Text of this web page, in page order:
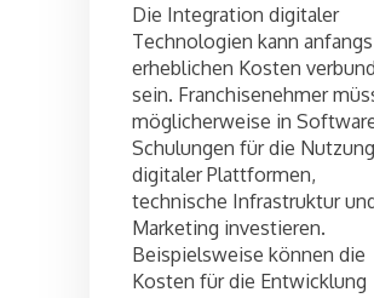
Die Integration digitaler
Technologien kann
erheblichen Kosten
sein. Franchisenehmer
möglicherweise in
Schulungen für die Nutzung
digitaler Plattformen,
technische Infrastruktur
Marketing investieren.
Beispielsweise können die
Kosten für die Entwicklung